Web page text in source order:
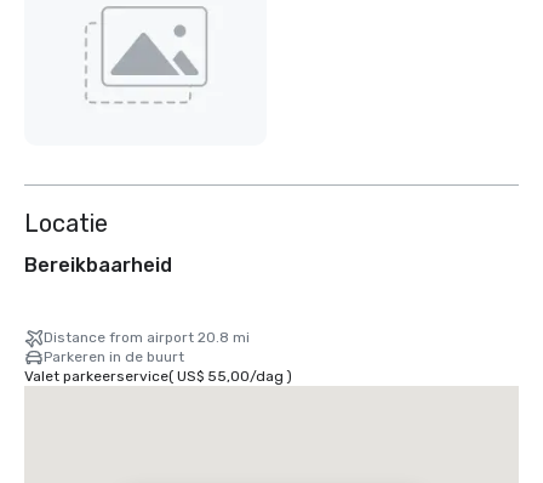
Locatie
Bereikbaarheid
Distance from airport 20.8 mi
Parkeren in de buurt
Valet parkeerservice( US$ 55,00/dag )